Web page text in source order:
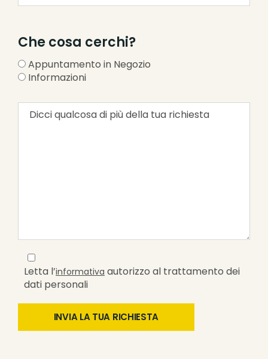
Che cosa cerchi?
Appuntamento in Negozio
Informazioni
Letta l’informativa autorizzo al trattamento dei
dati personali